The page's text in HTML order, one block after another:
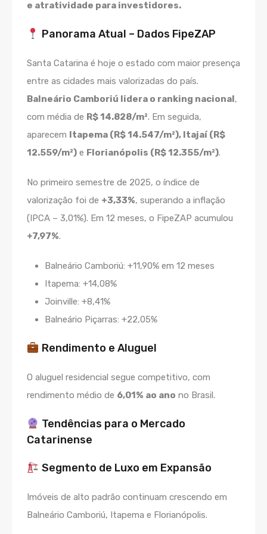
e atratividade para investidores.
Panorama Atual – Dados FipeZAP
Santa Catarina é hoje o estado com maior presença
entre as cidades mais valorizadas do país.
Balneário Camboriú lidera o ranking nacional,
com média de R$ 14.828/m². Em seguida,
aparecem Itapema (R$ 14.547/m²), Itajaí (R$
12.559/m²) e Florianópolis (R$ 12.355/m²).
No primeiro semestre de 2025, o índice de
valorização foi de +3,33%, superando a inflação
(IPCA – 3,01%). Em 12 meses, o FipeZAP acumulou
+7,97%.
Balneário Camboriú: +11,90% em 12 meses
Itapema: +14,08%
Joinville: +8,41%
Balneário Piçarras: +22,05%
Rendimento e Aluguel
O aluguel residencial segue competitivo, com
rendimento médio de 6,01% ao ano no Brasil.
Tendências para o Mercado
Catarinense
Segmento de Luxo em Expansão
Imóveis de alto padrão continuam crescendo em
Balneário Camboriú, Itapema e Florianópolis.